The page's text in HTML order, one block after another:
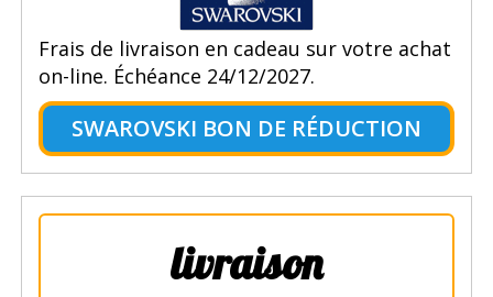
Frais de livraison en cadeau sur votre achat
on-line. Échéance 24/12/2027.
SWAROVSKI BON DE RÉDUCTION
livraison